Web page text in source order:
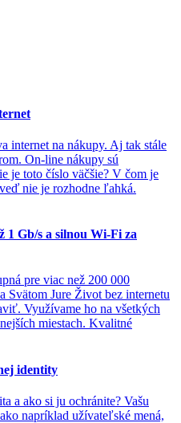
internet na nákupy. Aj tak stále
On-line nákupy sú
je toto číslo väčšie? V čom je
nie je rozhodne ľahká.
1 Gb/s a silnou Wi-Fi za
pre viac než 200 000
Svätom Jure Život bez internetu
Využívame ho na všetkých
miestach. Kvalitné
identity
a ako si ju ochránite? Vašu
napríklad užívateľské mená,